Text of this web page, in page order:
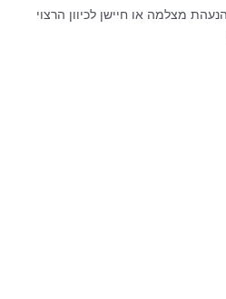
מצלמה או חיישן לכיוון הרצוי